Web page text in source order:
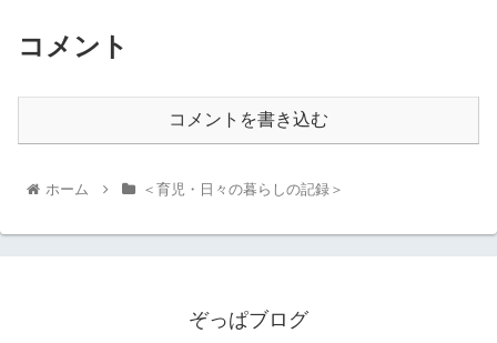
コメント
コメントを書き込む
ホーム ＜育児・日々の暮らしの記録＞
ぞっぱブログ